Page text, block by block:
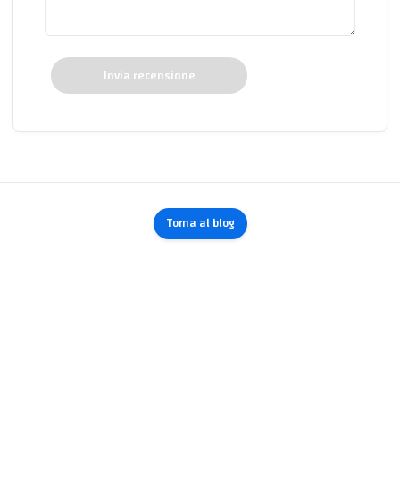
Invia recensione
Torna al blog